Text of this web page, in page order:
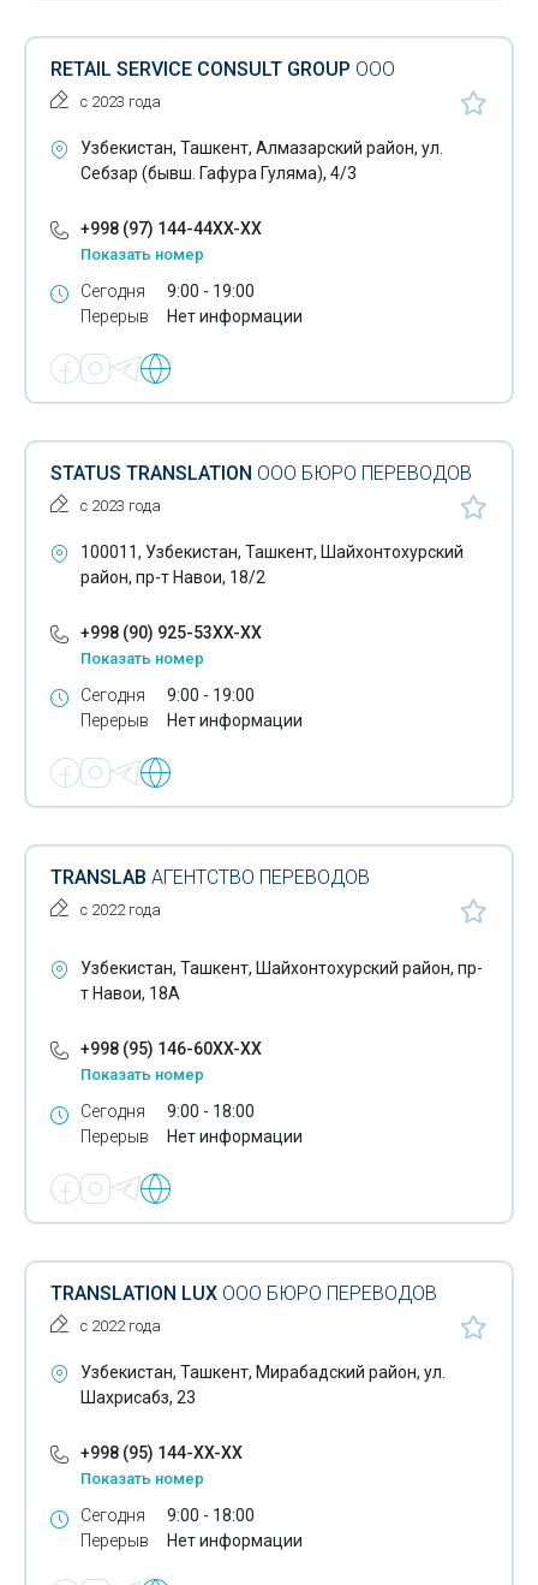
RETAIL SERVICE CONSULT GROUP ООО
с 2023 года
Узбекистан, Ташкент, Алмазарский район, ул.
Себзар (бывш. Гафура Гуляма), 4/3
+998 (97) 144-44XX-XX
Показать номер
Сегодня
Перерыв
9:00 - 19:00
Нет информации
STATUS TRANSLATION ООО БЮРО ПЕРЕВОДОВ
с 2023 года
100011, Узбекистан, Ташкент, Шайхонтохурский
район, пр-т Навои, 18/2
+998 (90) 925-53XX-XX
Показать номер
Сегодня
Перерыв
9:00 - 19:00
Нет информации
TRANSLAB АГЕНТСТВО ПЕРЕВОДОВ
с 2022 года
Узбекистан, Ташкент, Шайхонтохурский район, пр-
т Навои, 18А
+998 (95) 146-60XX-XX
Показать номер
Сегодня
Перерыв
9:00 - 18:00
Нет информации
TRANSLATION LUX ООО БЮРО ПЕРЕВОДОВ
с 2022 года
Узбекистан, Ташкент, Мирабадский район, ул.
Шахрисабз, 23
+998 (95) 144-XX-XX
Показать номер
Сегодня
Перерыв
9:00 - 18:00
Нет информации